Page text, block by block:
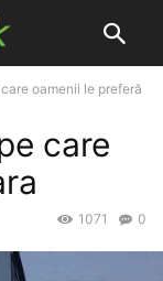
oamenii le preferă
care
0
1071